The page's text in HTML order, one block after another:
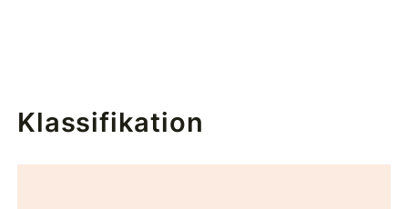
Klassifikation